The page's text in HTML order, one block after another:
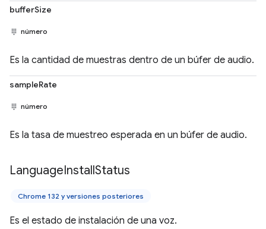
bufferSize
número
Es la cantidad de muestras dentro de un búfer de audio.
sampleRate
número
Es la tasa de muestreo esperada en un búfer de audio.
LanguageInstallStatus
Chrome 132 y versiones posteriores
Es el estado de instalación de una voz.